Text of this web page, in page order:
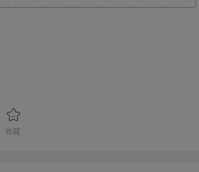
收藏